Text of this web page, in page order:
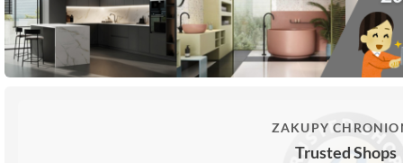
ZAKUPY
Trusted Shops